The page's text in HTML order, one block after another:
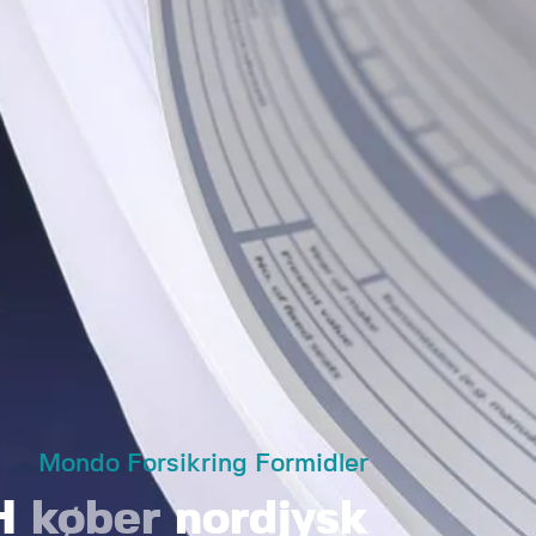
Mondo Forsikring Formidler
købernordjysk